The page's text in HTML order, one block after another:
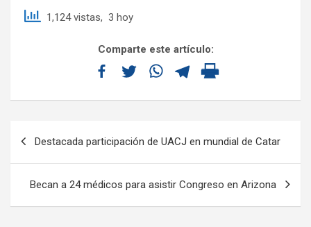
1,124 vistas, 3 hoy
Comparte este artículo:
Destacada participación de UACJ en mundial de Catar
Becan a 24 médicos para asistir Congreso en Arizona